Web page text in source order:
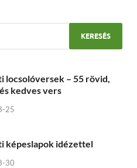
locsolóversek – 55 rövid,
kedves vers
25
képeslapok idézettel
30